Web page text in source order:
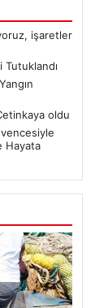
işaretler
oldu
Hayata